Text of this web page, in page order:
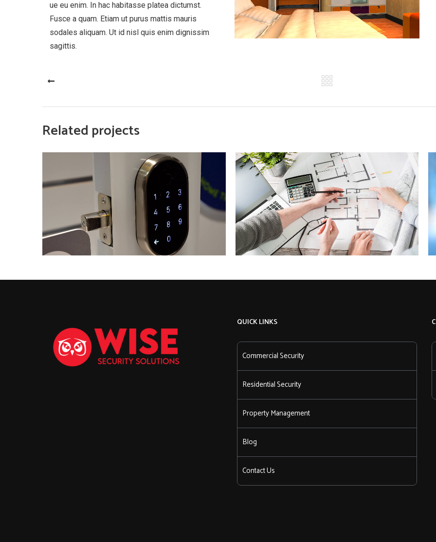
ue eu enim. In hac habitasse platea dictumst.
Fusce a quam. Etiam ut purus mattis mauris
sodales aliquam. Ut id nisl quis enim dignissim
sagittis.
PREV
Related projects
QUICK LINKS
Commercial Security
Residential Security
Property Management
Blog
Contact Us